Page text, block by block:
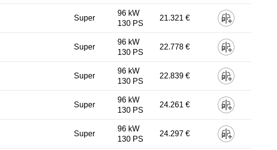
Super
96 kW
130 PS
21.321 €
Super
96 kW
130 PS
22.778 €
Super
96 kW
130 PS
22.839 €
Super
96 kW
130 PS
24.261 €
Super
96 kW
130 PS
24.297 €